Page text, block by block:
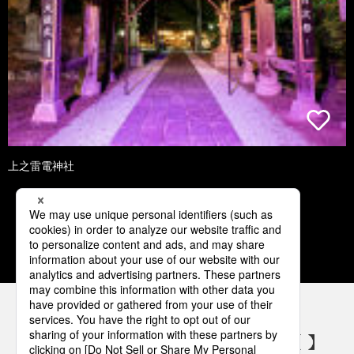
上之雷電神社
1 2 3 4 5
パナソニックの電気設備 SNSアカウント